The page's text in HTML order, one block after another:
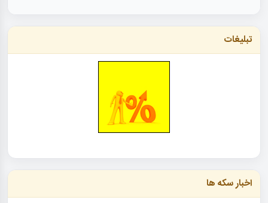
تبلیغات
اخبار سکه ها